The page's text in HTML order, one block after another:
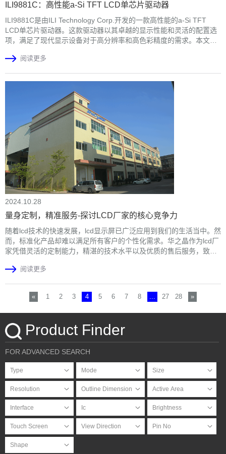
ILI9881C：高性能a-Si TFT LCD单芯片驱动器
ILI9881C是由ILI Technology Corp.开发的一款高性能的a-Si TFT
LCD单芯片驱动器。这款驱动器以其卓越的显示性能和灵活的配置选
项，满足了现代显示设备对于高分辨率和高色彩精度的需求。本文将
阅读更多
2024.10.28
量身定制，精准服务-探讨LCD厂家的核心竞争力
随着lcd技术的快速发展，lcd显示屏已广泛应用到我们的生活当中。然
而，标准化产品却难以满足所有客户的个性化需求。华之晶作为lcd厂
家凭借灵活的定制能力，精湛的技术水平以及优质的售后服务，致力
制服务为核心竞争力的lcd厂家-华之晶。
阅读更多
« 1 2 3 4 5 6 7 8 27 28 »
Product Finder
FOR ADVANCED SEARCH